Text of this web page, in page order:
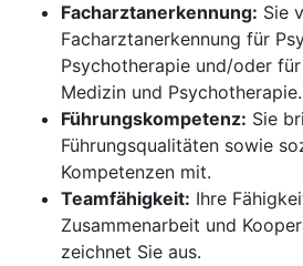
Facharztanerkennung: Sie
Facharztanerkennung für
Psychotherapie und/oder
Medizin und Psychotherapie.
Führungskompetenz: Sie
Führungsqualitäten sowie
Kompetenzen mit.
Teamfähigkeit: Ihre
Zusammenarbeit und
zeichnet Sie aus.